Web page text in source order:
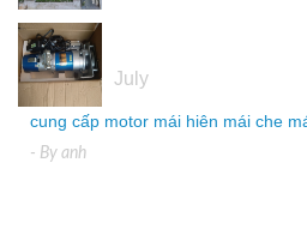
July
cung cấp motor mái hiên mái che
- By anh